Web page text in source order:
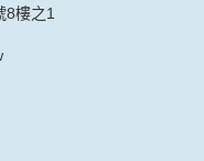
識別資料。
覺您在網站上的行為
8樓之1